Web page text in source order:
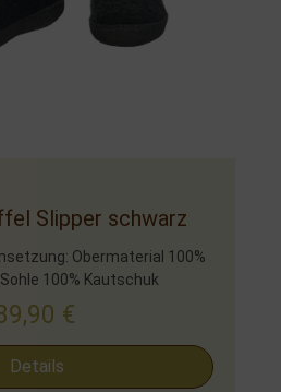
Slipper schwarz
Obermaterial 100%
100% Kautschuk
€
Details